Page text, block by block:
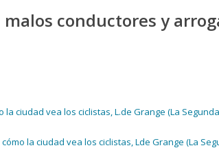
conductores y
ciudad vea los ciclistas, L.de Grange (La
la ciudad vea los ciclistas, Lde Grange (La